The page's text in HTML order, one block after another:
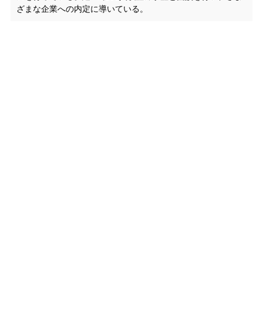
ざまな企業への内定に導いている。